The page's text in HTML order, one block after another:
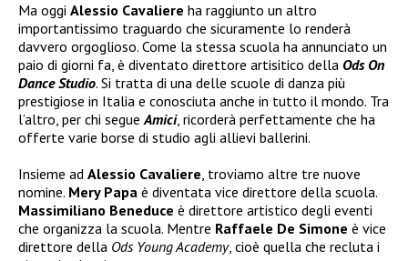
Ma oggi Alessio Cavaliere ha raggiunto un altro
importantissimo traguardo che sicuramente lo renderà
davvero orgoglioso. Come la stessa scuola ha annunciato un
paio di giorni fa, è diventato direttore artisitico della Ods On
Dance Studio. Si tratta di una delle scuole di danza più
prestigiose in Italia e conosciuta anche in tutto il mondo. Tra
l’altro, per chi segueAmici, ricorderà perfettamente che ha
offerte varie borse di studio agli allievi ballerini.
Insieme ad Alessio Cavaliere, troviamo altre tre nuove
nomine. Mery Papa è diventata vice direttore della scuola.
Massimiliano Beneduce è direttore artistico degli eventi
che organizza la scuola. Mentre Raffaele De Simone è vice
direttore della Ods Young Academy, cioè quella che recluta i